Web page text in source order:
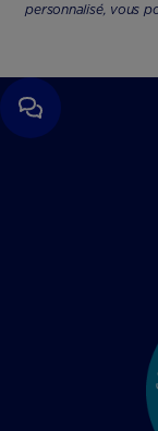
personnalisé, vous